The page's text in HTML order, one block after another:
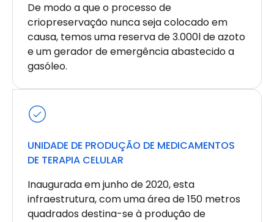
De modo a que o processo de
criopreservação nunca seja colocado em
causa, temos uma reserva de 3.000l de azoto
e um gerador de emergência abastecido a
gasóleo.
UNIDADE DE PRODUÇÃO DE MEDICAMENTOS
DE TERAPIA CELULAR
Inaugurada em junho de 2020, esta
infraestrutura, com uma área de 150 metros
quadrados destina-se à produção de